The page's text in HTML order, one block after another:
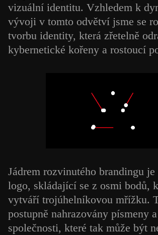
vizuální identitu. Vzhledem k
vývoji v tomto odvětví jsme se
tvorbu identity, která zřetelně
kybernetické kořeny a rostoucí
Jádrem rozvinutého brandingu
logo, skládající se z osmi bodů,
vytváří trojúhelníkovou mřížku.
postupně nahrazovány písmeny
společnosti, které tak může být